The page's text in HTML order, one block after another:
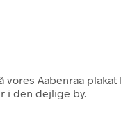
vores Aabenraa
i den dejlige by.